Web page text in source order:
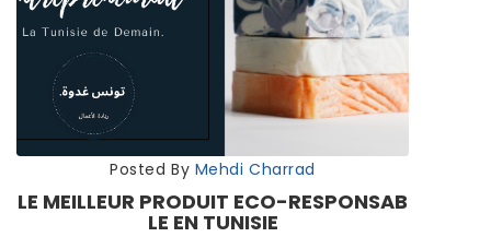
Posted By Mehdi Charrad
LE MEILLEUR PRODUIT ECO-RESPONSAB
LE EN TUNISIE